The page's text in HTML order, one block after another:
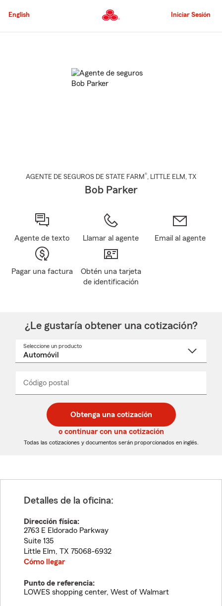
al
principal
English Iniciar Sesión
AGENTE DE SEGUROS DE STATE FARM®, LITTLE ELM , TX
Bob Parker
Agente de texto Llamar al agente Email al agente
Pagar una factura
Obtén una tarjeta
de identificación
¿Le gustaría obtener una cotización?
Seleccione un producto
desplegable
Código postal
de
5
dígitos
de
5
dígitos
_____
Obtenga una cotización
o continuar con una cotización
Todas las cotizaciones y documentos serán proporcionados en inglés.
Detalles de la oficina:
Dirección física:
2763 E Eldorado Parkway
Suite 135
Little Elm, TX 75068-6932
Cómo llegar
Punto de referencia:
LOWES shopping center, West of Walmart